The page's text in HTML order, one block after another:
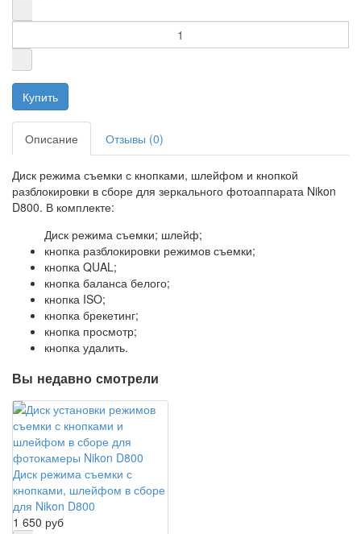
Описание Отзывы (0)
Диск режима съемки с кнопками, шлейфом и кнопкой
разблокировки в сборе для зеркального фотоаппарата Nikon
D800. В комплекте:
Диск режима съемки; шлейф;
кнопка разблокировки режимов съемки;
кнопка QUAL;
кнопка баланса белого;
кнопка ISO;
кнопка брекетинг;
кнопка просмотр;
кнопка удалить.
Вы недавно смотрели
Диск режима съемки с
кнопками, шлейфом в сборе
для Nikon D800
1 650 руб